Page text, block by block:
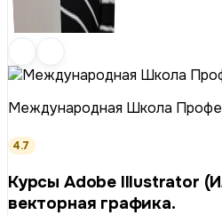
Международная Школа
4.7
Курсы Adobe Illustrator
векторная графика.